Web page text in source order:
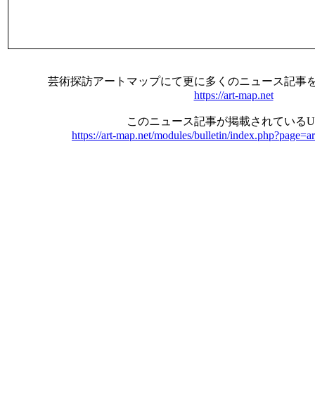
芸術探訪アートマップにて更に多くのニュース記事
https://art-map.net
このニュース記事が掲載されている
https://art-map.net/modules/bulletin/